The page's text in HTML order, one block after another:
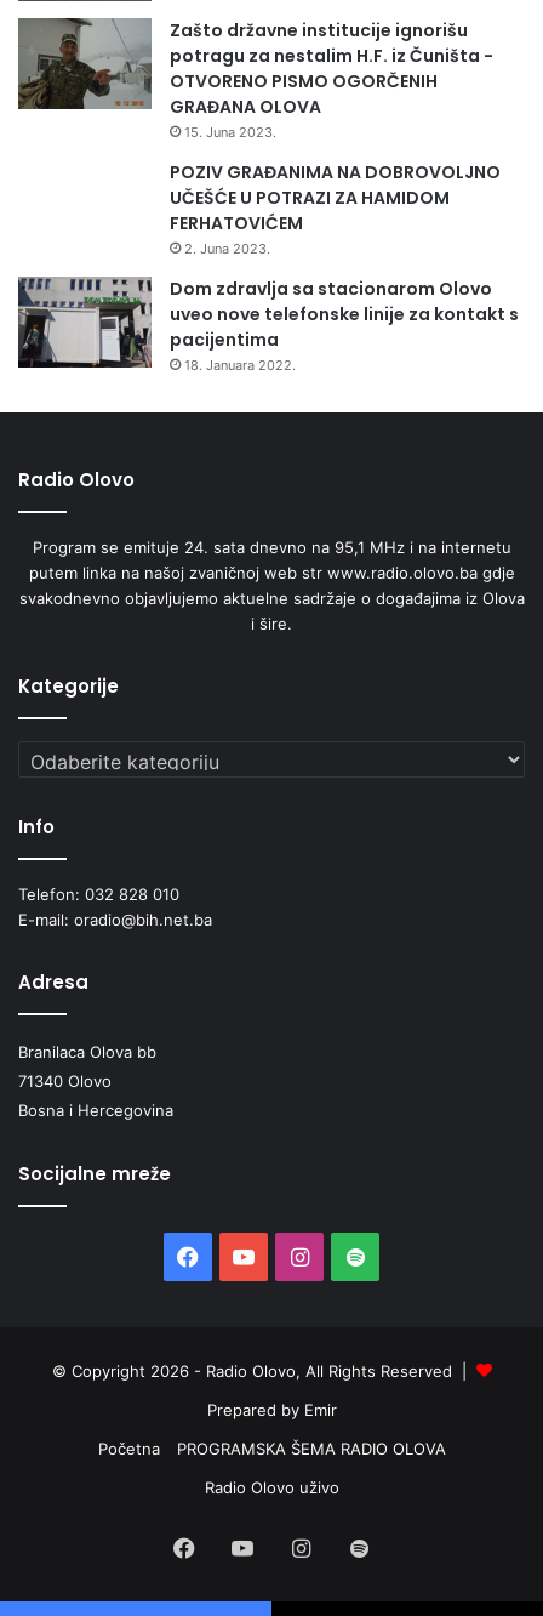
Zašto državne institucije ignorišu
potragu za nestalim H.F. iz Čuništa -
OTVORENO PISMO OGORČENIH
GRAĐANA OLOVA
15. Juna 2023.
POZIV GRAĐANIMA NA DOBROVOLJNO
UČEŠĆE U POTRAZI ZA HAMIDOM
FERHATOVIĆEM
2. Juna 2023.
Dom zdravlja sa stacionarom Olovo
uveo nove telefonske linije za kontakt s
pacijentima
18. Januara 2022.
Radio Olovo
Program se emituje 24. sata dnevno na 95,1 MHz i na internetu
putem linka na našoj zvaničnoj web str www.radio.olovo.ba gdje
svakodnevno objavljujemo aktuelne sadržaje o događajima iz Olova
i šire.
Kategorije
Kategorije
Info
Telefon: 032 828 010
E-mail: oradio@bih.net.ba
Adresa
Branilaca Olova bb
71340 Olovo
Bosna i Hercegovina
Socijalne mreže
Facebook
YouTubeInstagram
Spotify
© Copyright 2026 - Radio Olovo, All Rights Reserved |
Prepared by Emir
Početna
PROGRAMSKA ŠEMA RADIO OLOVA
Radio Olovo uživo
Facebook
YouTubeInstagram
Spotify